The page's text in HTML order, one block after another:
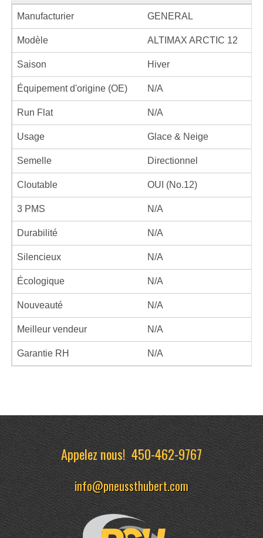
Manufacturier GENERAL
Modèle ALTIMAX ARCTIC 12
Saison Hiver
Équipement d'origine (OE) N/A
Run Flat N/A
Usage Glace & Neige
Semelle Directionnel
Cloutable OUI (No.12)
3 PMS N/A
Durabilité N/A
Silencieux N/A
Écologique N/A
Nouveauté N/A
Meilleur vendeur N/A
Garantie RH N/A
Appelez nous!450-462-9767
info@pneussthubert.com